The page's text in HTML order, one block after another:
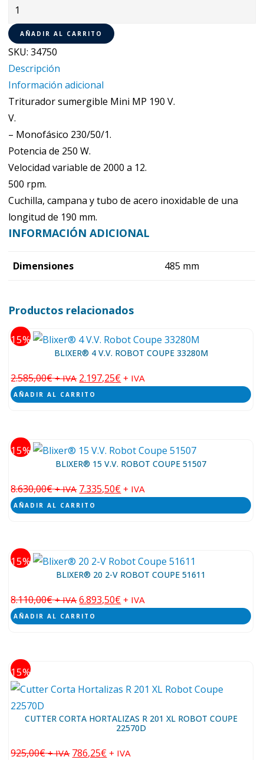
Triturador
Mini
MP
190
V.V.
Robot
Coupe
34750
cantidad
AÑADIR AL CARRITO
SKU:34750
Descripción
Información adicional
Triturador sumergible Mini MP 190 V.
V.
– Monofásico 230/50/1.
Potencia de 250 W.
Velocidad variable de 2000 a 12.
500 rpm.
Cuchilla, campana y tubo de acero inoxidable de una
longitud de 190 mm.
INFORMACIÓN ADICIONAL
Dimensiones 485 mm
Productos relacionados
15
BLIXER® 4 V.V. ROBOT COUPE 33280M
2.585,00€ + IVA 2.197,25€ + IVA
AÑADIR AL CARRITO
15
BLIXER® 15 V.V. ROBOT COUPE 51507
8.630,00€ + IVA 7.335,50€ + IVA
AÑADIR AL CARRITO
15
BLIXER® 20 2-V ROBOT COUPE 51611
8.110,00€ + IVA 6.893,50€ + IVA
AÑADIR AL CARRITO
15
CUTTER CORTA HORTALIZAS R 201 XL ROBOT COUPE
22570D
925,00€ + IVA 786,25€ + IVA